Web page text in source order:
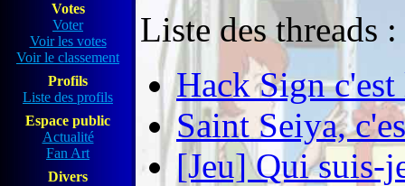
Votes
Voter
Voir les votes
Voir le classement
Profils
Liste des profils
Espace public
Actualité
Fan Art
Divers
Liste des threads :
Hack Sign
Saint Seiya,
[Jeu] Qui suis-